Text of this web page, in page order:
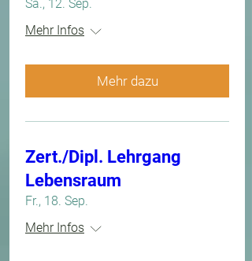
Sa., 12. Sep.
Mehr Infos
Mehr dazu
Zert./Dipl. Lehrgang
Lebensraum
Fr., 18. Sep.
Mehr Infos